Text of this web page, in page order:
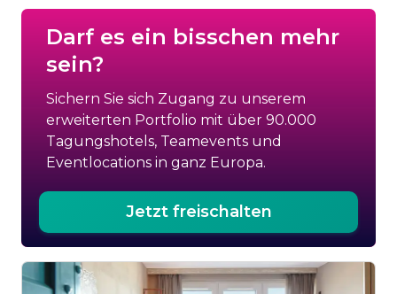
Darf es ein bisschen mehr
sein?
Sichern Sie sich Zugang zu unserem
erweiterten Portfolio mit über 90.000
Tagungshotels, Teamevents und
Eventlocations in ganz Europa.
Jetzt freischalten